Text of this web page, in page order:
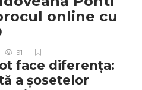
online cu
91
face diferența:
a șosetelor